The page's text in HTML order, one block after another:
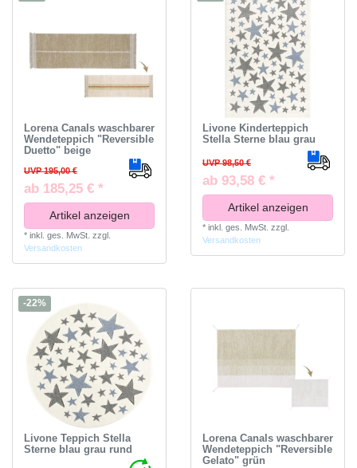
Lorena Canals waschbarer
Wendeteppich "Reversible
Duetto" beige
UVP 195,00 €
ab 185,25 € *
Artikel anzeigen
* inkl. ges. MwSt. zzgl.
Versandkosten
Livone Kinderteppich
Stella Sterne blau grau
UVP 98,50 €
ab 93,58 € *
Artikel anzeigen
* inkl. ges. MwSt. zzgl.
Versandkosten
-22%
Livone Teppich Stella
Sterne blau grau rund
Lorena Canals waschbarer
Wendeteppich "Reversible
Gelato" grün